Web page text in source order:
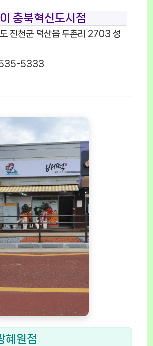
충북혁신도시점
진천군 덕산읍 두촌리 2703 성
5333
혜원점